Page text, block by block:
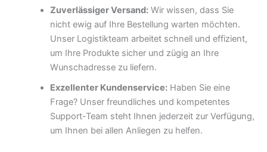
Zuverlässiger Versand:Wir wissen, dass Sie
nicht ewig auf Ihre Bestellung warten möchten.
Unser Logistikteam arbeitet schnell und effizient,
um Ihre Produkte sicher und zügig an Ihre
Wunschadresse zu liefern.
Exzellenter Kundenservice:Haben Sie eine
Frage? Unser freundliches und kompetentes
Support-Team steht Ihnen jederzeit zur Verfügung,
um Ihnen bei allen Anliegen zu helfen.